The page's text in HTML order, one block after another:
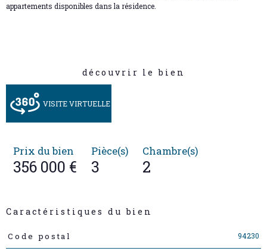
appartements disponibles dans la résidence.
découvrir le bien
VISITE VIRTUELLE
Prix du bien
356 000 €
Pièce(s)
3
Chambre(s)
2
Caractéristiques du bien
Caractéristiques Valeurs
Code postal 94230